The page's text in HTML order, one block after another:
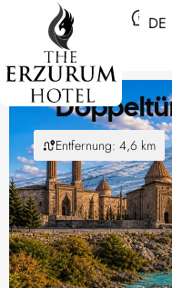
DE
RU
Entfernung: 4,6 km